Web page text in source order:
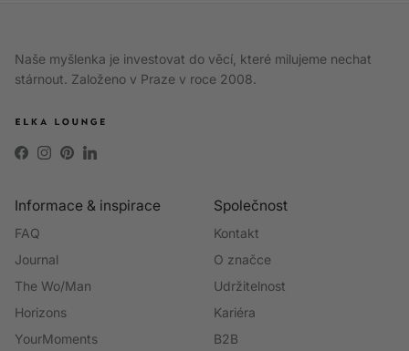
Naše myšlenka je investovat do věcí, které milujeme nechat
stárnout. Založeno v Praze v roce 2008.
Facebook
Instagram
PinterestLinkedIn
Informace & inspirace
FAQ
Journal
The Wo/Man
Horizons
YourMoments
Společnost
Kontakt
O značce
Udržitelnost
Kariéra
B2B